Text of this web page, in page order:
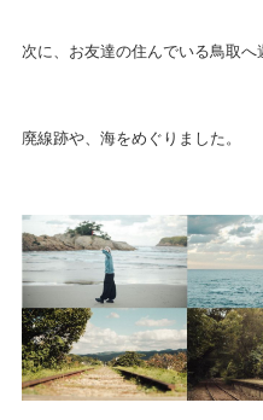
次に、お友達の住んでいる鳥取へ
廃線跡や、海をめぐりました。